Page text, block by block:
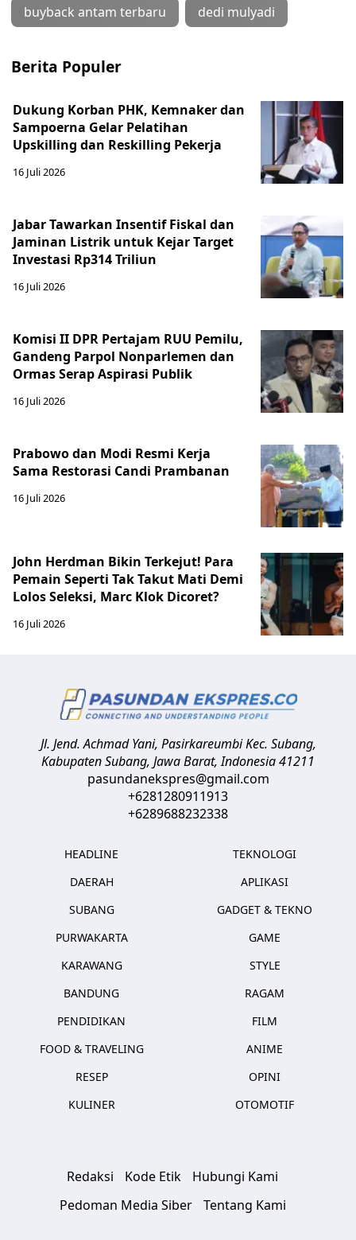
buyback antam terbaru dedi mulyadi
Berita Populer
Dukung Korban PHK, Kemnaker dan
Sampoerna Gelar Pelatihan
Upskilling dan Reskilling Pekerja
16 Juli 2026
Jabar Tawarkan Insentif Fiskal dan
Jaminan Listrik untuk Kejar Target
Investasi Rp314 Triliun
16 Juli 2026
Komisi II DPR Pertajam RUU Pemilu,
Gandeng Parpol Nonparlemen dan
Ormas Serap Aspirasi Publik
16 Juli 2026
Prabowo dan Modi Resmi Kerja
Sama Restorasi Candi Prambanan
16 Juli 2026
John Herdman Bikin Terkejut! Para
Pemain Seperti Tak Takut Mati Demi
Lolos Seleksi, Marc Klok Dicoret?
16 Juli 2026
Jl. Jend. Achmad Yani, Pasirkareumbi Kec. Subang,
Kabupaten Subang, Jawa Barat,Indonesia41211
pasundanekspres@gmail.com
+6281280911913
+6289688232338
HEADLINE
DAERAH
SUBANG
PURWAKARTA
KARAWANG
BANDUNG
PENDIDIKAN
FOOD & TRAVELING
RESEP
KULINER
TEKNOLOGI
APLIKASI
GADGET & TEKNO
GAME
STYLE
RAGAM
FILM
ANIME
OPINI
OTOMOTIF
Redaksi Kode Etik
Hubungi Kami
Pedoman Media Siber
Tentang Kami